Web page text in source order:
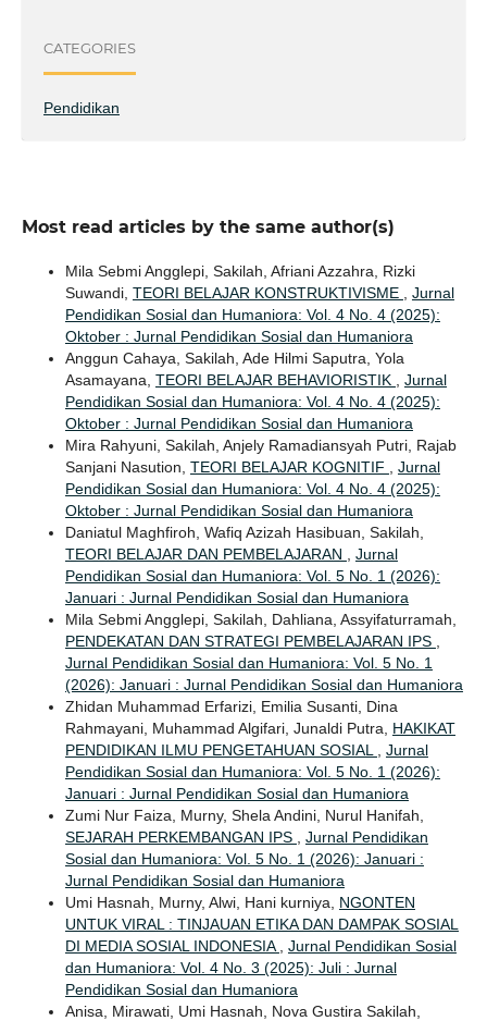
CATEGORIES
Pendidikan
Most read articles by the same author(s)
Mila Sebmi Angglepi, Sakilah, Afriani Azzahra, Rizki
Suwandi, TEORI BELAJAR KONSTRUKTIVISME
Jurnal
Pendidikan Sosial dan Humaniora: Vol. 4 No. 4 (2025):
Oktober : Jurnal Pendidikan Sosial dan Humaniora
Anggun Cahaya, Sakilah, Ade Hilmi Saputra, Yola
Asamayana, TEORI BELAJAR BEHAVIORISTIK
Jurnal
Pendidikan Sosial dan Humaniora: Vol. 4 No. 4 (2025):
Oktober : Jurnal Pendidikan Sosial dan Humaniora
Mira Rahyuni, Sakilah, Anjely Ramadiansyah Putri, Rajab
Sanjani Nasution, TEORI BELAJAR KOGNITIF
Jurnal
Pendidikan Sosial dan Humaniora: Vol. 4 No. 4 (2025):
Oktober : Jurnal Pendidikan Sosial dan Humaniora
Daniatul Maghfiroh, Wafiq Azizah Hasibuan, Sakilah,
TEORI BELAJAR DAN PEMBELAJARAN
Jurnal
Pendidikan Sosial dan Humaniora: Vol. 5 No. 1 (2026):
Januari : Jurnal Pendidikan Sosial dan Humaniora
Mila Sebmi Angglepi, Sakilah, Dahliana, Assyifaturramah,
PENDEKATAN DAN STRATEGI PEMBELAJARAN IPS
Jurnal Pendidikan Sosial dan Humaniora: Vol. 5 No. 1
(2026): Januari : Jurnal Pendidikan Sosial dan Humaniora
Zhidan Muhammad Erfarizi, Emilia Susanti, Dina
Rahmayani, Muhammad Algifari, Junaldi Putra, HAKIKAT
PENDIDIKAN ILMU PENGETAHUAN SOSIAL
Jurnal
Pendidikan Sosial dan Humaniora: Vol. 5 No. 1 (2026):
Januari : Jurnal Pendidikan Sosial dan Humaniora
Zumi Nur Faiza, Murny, Shela Andini, Nurul Hanifah,
SEJARAH PERKEMBANGAN IPS
Jurnal Pendidikan
Sosial dan Humaniora: Vol. 5 No. 1 (2026): Januari :
Jurnal Pendidikan Sosial dan Humaniora
Umi Hasnah, Murny, Alwi, Hani kurniya, NGONTEN
UNTUK VIRAL : TINJAUAN ETIKA DAN DAMPAK SOSIAL
DI MEDIA SOSIAL INDONESIA
Jurnal Pendidikan Sosial
dan Humaniora: Vol. 4 No. 3 (2025): Juli : Jurnal
Pendidikan Sosial dan Humaniora
Anisa, Mirawati, Umi Hasnah, Nova Gustira Sakilah,